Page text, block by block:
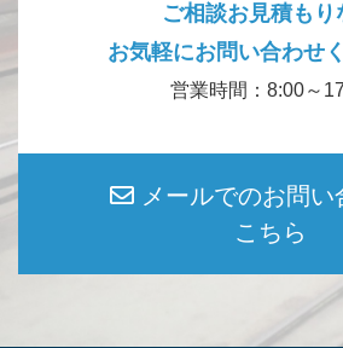
ご相談お見積もり
お気軽にお問い合わせ
営業時間：8:00～
メールでのお問い
こちら